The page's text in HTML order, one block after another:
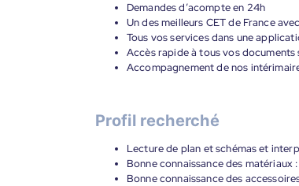
Demandes d’acompte en 24h
Un des meilleurs CET de France
Tous vos services dans une
Accès rapide à tous vos
Accompagnement de nos
Profil recherché
Lecture de plan et schémas et
Bonne connaissance des matériaux
Bonne connaissance des